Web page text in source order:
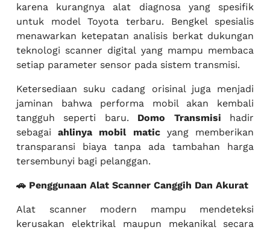
karena kurangnya alat diagnosa yang spesifik
untuk model Toyota terbaru. Bengkel spesialis
menawarkan ketepatan analisis berkat dukungan
teknologi scanner digital yang mampu membaca
setiap parameter sensor pada sistem transmisi.
Ketersediaan suku cadang orisinal juga menjadi
jaminan bahwa performa mobil akan kembali
tangguh seperti baru. Domo Transmisi hadir
sebagaiahlinya mobil maticyang memberikan
transparansi biaya tanpa ada tambahan harga
tersembunyi bagi pelanggan.
🚗 Penggunaan Alat Scanner Canggih Dan Akurat
Alat scanner modern mampu mendeteksi
kerusakan elektrikal maupun mekanikal secara